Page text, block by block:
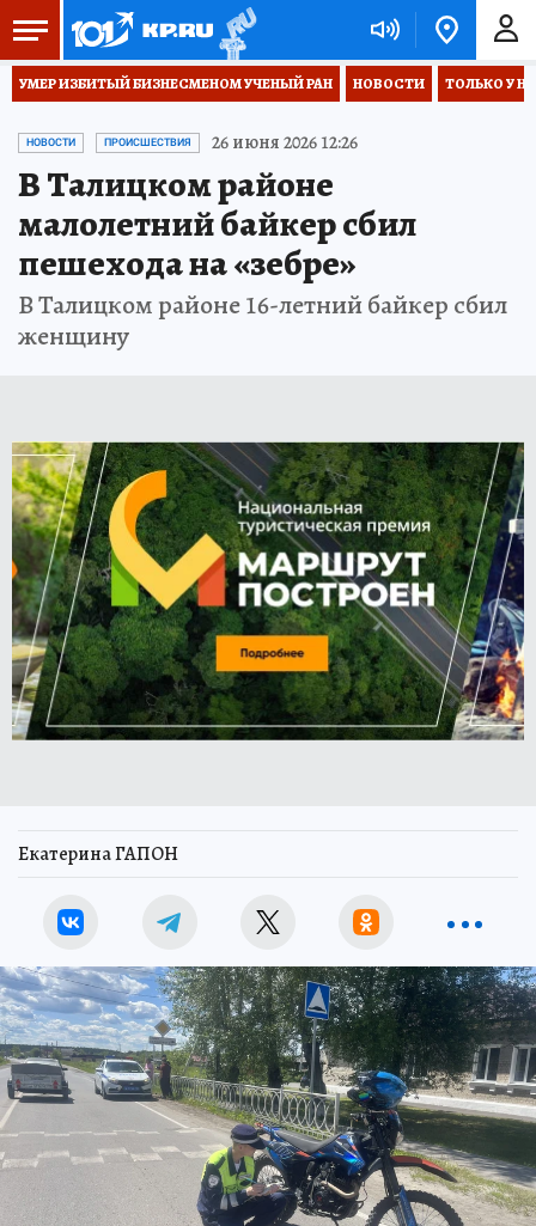
УМЕР ИЗБИТЫЙ БИЗНЕСМЕНОМ УЧЕНЫЙ РАН НОВОСТИ ТОЛЬКО У
НОВОСТИ ПРОИСШЕСТВИЯ 26 июня 2026 12:26
В Талицком районе
малолетний байкер сбил
пешехода на «зебре»
В Талицком районе 16-летний байкер сбил
женщину
Екатерина ГАПОН